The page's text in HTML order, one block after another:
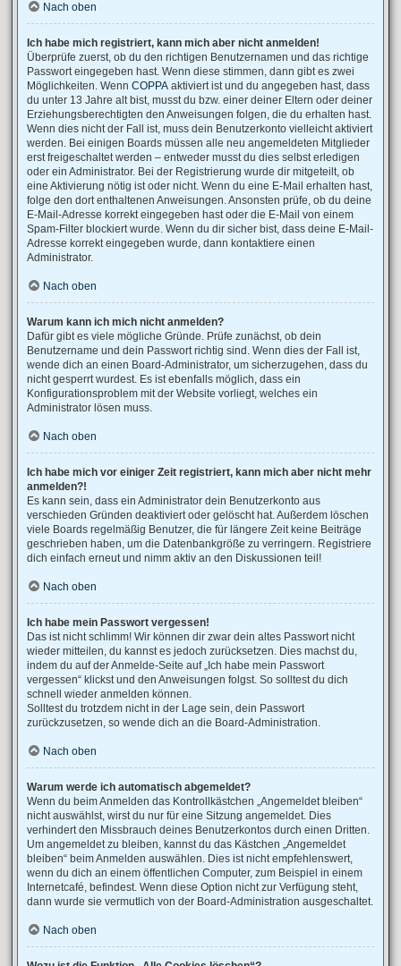
Nach oben
Ich habe mich registriert, kann mich aber nicht anmelden!
Überprüfe zuerst, ob du den richtigen Benutzernamen und das richtige
Passwort eingegeben hast. Wenn diese stimmen, dann gibt es zwei
Möglichkeiten. Wenn COPPA aktiviert ist und du angegeben hast, dass
du unter 13 Jahre alt bist, musst du bzw. einer deiner Eltern oder deiner
Erziehungsberechtigten den Anweisungen folgen, die du erhalten hast.
Wenn dies nicht der Fall ist, muss dein Benutzerkonto vielleicht aktiviert
werden. Bei einigen Boards müssen alle neu angemeldeten Mitglieder
erst freigeschaltet werden – entweder musst du dies selbst erledigen
oder ein Administrator. Bei der Registrierung wurde dir mitgeteilt, ob
eine Aktivierung nötig ist oder nicht. Wenn du eine E-Mail erhalten hast,
folge den dort enthaltenen Anweisungen. Ansonsten prüfe, ob du deine
E-Mail-Adresse korrekt eingegeben hast oder die E-Mail von einem
Spam-Filter blockiert wurde. Wenn du dir sicher bist, dass deine E-Mail-
Adresse korrekt eingegeben wurde, dann kontaktiere einen
Administrator.
Nach oben
Warum kann ich mich nicht anmelden?
Dafür gibt es viele mögliche Gründe. Prüfe zunächst, ob dein
Benutzername und dein Passwort richtig sind. Wenn dies der Fall ist,
wende dich an einen Board-Administrator, um sicherzugehen, dass du
nicht gesperrt wurdest. Es ist ebenfalls möglich, dass ein
Konfigurationsproblem mit der Website vorliegt, welches ein
Administrator lösen muss.
Nach oben
Ich habe mich vor einiger Zeit registriert, kann mich aber nicht mehr
anmelden?!
Es kann sein, dass ein Administrator dein Benutzerkonto aus
verschieden Gründen deaktiviert oder gelöscht hat. Außerdem löschen
viele Boards regelmäßig Benutzer, die für längere Zeit keine Beiträge
geschrieben haben, um die Datenbankgröße zu verringern. Registriere
dich einfach erneut und nimm aktiv an den Diskussionen teil!
Nach oben
Ich habe mein Passwort vergessen!
Das ist nicht schlimm! Wir können dir zwar dein altes Passwort nicht
wieder mitteilen, du kannst es jedoch zurücksetzen. Dies machst du,
indem du auf der Anmelde-Seite auf „Ich habe mein Passwort
vergessen“ klickst und den Anweisungen folgst. So solltest du dich
schnell wieder anmelden können.
Solltest du trotzdem nicht in der Lage sein, dein Passwort
zurückzusetzen, so wende dich an die Board-Administration.
Nach oben
Warum werde ich automatisch abgemeldet?
Wenn du beim Anmelden das Kontrollkästchen „Angemeldet bleiben“
nicht auswählst, wirst du nur für eine Sitzung angemeldet. Dies
verhindert den Missbrauch deines Benutzerkontos durch einen Dritten.
Um angemeldet zu bleiben, kannst du das Kästchen „Angemeldet
bleiben“ beim Anmelden auswählen. Dies ist nicht empfehlenswert,
wenn du dich an einem öffentlichen Computer, zum Beispiel in einem
Internetcafé, befindest. Wenn diese Option nicht zur Verfügung steht,
dann wurde sie vermutlich von der Board-Administration ausgeschaltet.
Nach oben